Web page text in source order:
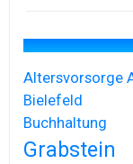
Altersvorsorge
Bielefeld
Buchhaltung
Grabstein